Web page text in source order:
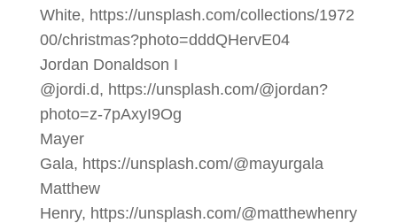
White, https://unsplash.com/collections/1972
00/christmas?photo=dddQHervE04
Jordan Donaldson I
@jordi.d, https://unsplash.com/@jordan?
photo=z-7pAxyI9Og
Mayer
Gala, https://unsplash.com/@mayurgala
Matthew
Henry, https://unsplash.com/@matthewhenry